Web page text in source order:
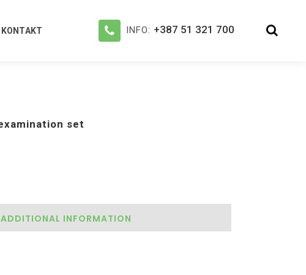
INFO: +387 51 321 700
KONTAKT
set
ADDITIONAL INFORMATION